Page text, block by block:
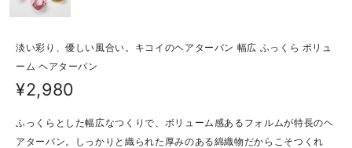
淡い彩り、優しい風合い。キコイのヘアターバン 幅広 ふっくら ボリュ
ーム ヘアターバン
¥2,980
ふっくらとした幅広なつくりで、ボリューム感あるフォルムが特長のヘ
アターバン。しっかりと織られた厚みのある綿織物だからこそつくれ